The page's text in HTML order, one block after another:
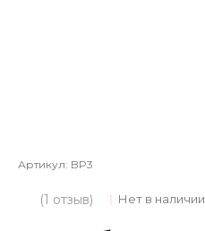
Артикул: BP3
(1 отзыв) Нет в наличии